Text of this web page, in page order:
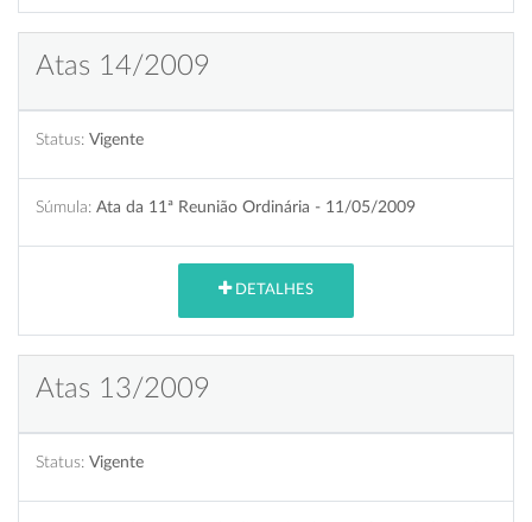
Atas 14/2009
Status: Vigente
Súmula: Ata da 11ª Reunião Ordinária - 11/05/2009
DETALHES
Atas 13/2009
Status: Vigente